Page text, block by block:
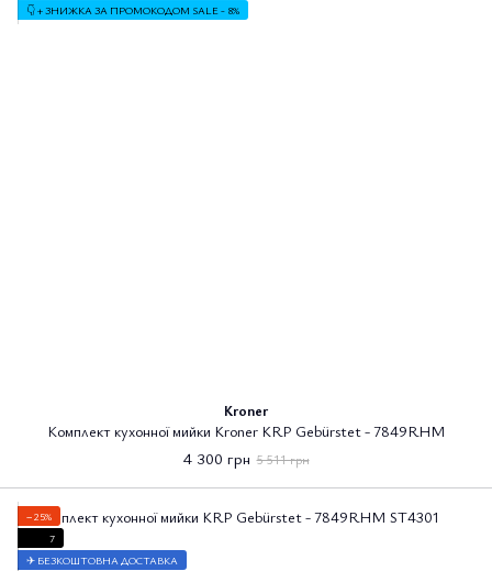
👇 + ЗНИЖКА ЗА ПРОМОКОДОМ SALE - 8%
Kroner
Комплект кухонної мийки Kroner KRP Gebürstet - 7849RHM
4 300 грн 5 511 грн
−25%
7
✈ БЕЗКОШТОВНА ДОСТАВКА